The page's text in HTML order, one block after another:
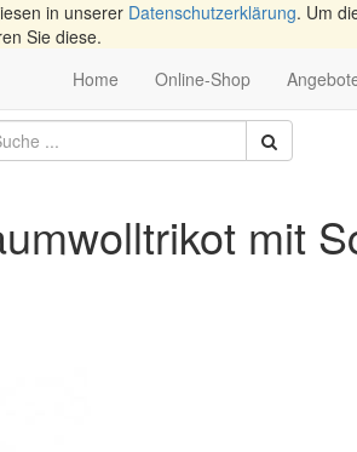
in unserer Datenschutzerklärung. Um
Sie diese.
Home Online-Shop
mit